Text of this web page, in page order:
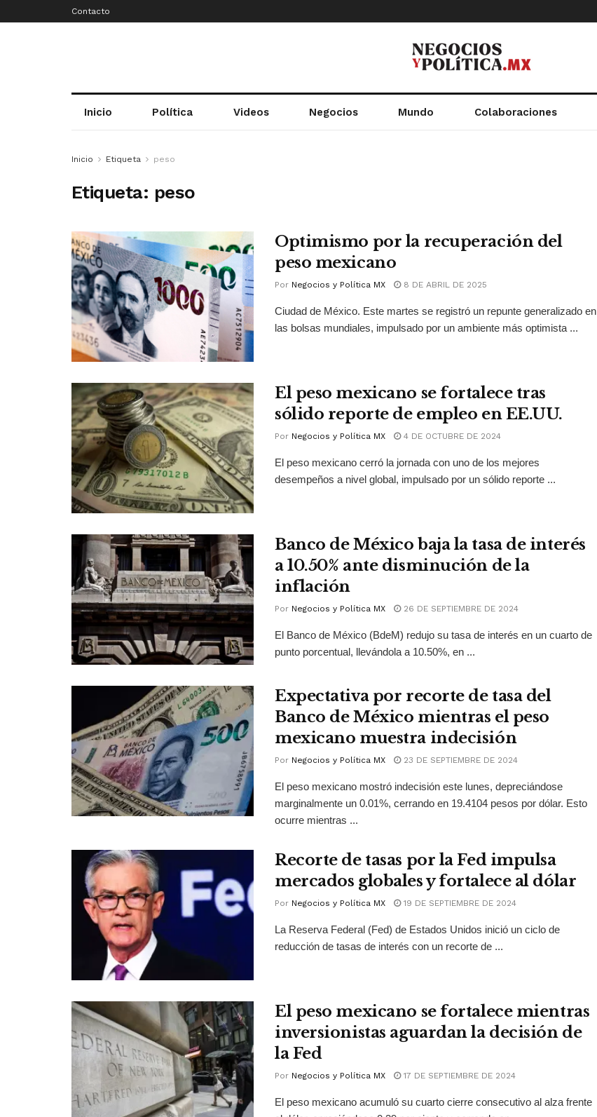
Contacto
Inicio Política Videos Negocios Mundo Colaboraciones
Inicio Etiqueta peso
Etiqueta: peso
Optimismo por la recuperación del
peso mexicano
Por Negocios y Política MX 8 DE ABRIL DE 2025
Ciudad de México. Este martes se registró un repunte generalizado en
las bolsas mundiales, impulsado por un ambiente más optimista ...
El peso mexicano se fortalece tras
sólido reporte de empleo en EE.UU.
Por Negocios y Política MX 4 DE OCTUBRE DE 2024
El peso mexicano cerró la jornada con uno de los mejores
desempeños a nivel global, impulsado por un sólido reporte ...
Banco de México baja la tasa de interés
a 10.50% ante disminución de la
inflación
Por Negocios y Política MX 26 DE SEPTIEMBRE DE 2024
El Banco de México (BdeM) redujo su tasa de interés en un cuarto de
punto porcentual, llevándola a 10.50%, en ...
Expectativa por recorte de tasa del
Banco de México mientras el peso
mexicano muestra indecisión
Por Negocios y Política MX 23 DE SEPTIEMBRE DE 2024
El peso mexicano mostró indecisión este lunes, depreciándose
marginalmente un 0.01%, cerrando en 19.4104 pesos por dólar. Esto
ocurre mientras ...
Recorte de tasas por la Fed impulsa
mercados globales y fortalece al dólar
Por Negocios y Política MX 19 DE SEPTIEMBRE DE 2024
La Reserva Federal (Fed) de Estados Unidos inició un ciclo de
reducción de tasas de interés con un recorte de ...
El peso mexicano se fortalece mientras
inversionistas aguardan la decisión de
la Fed
Por Negocios y Política MX 17 DE SEPTIEMBRE DE 2024
El peso mexicano acumuló su cuarto cierre consecutivo al alza frente